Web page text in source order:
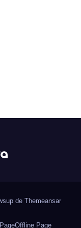
de Themeansar
Offline Page